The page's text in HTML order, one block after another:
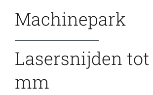
Machinepark
Lasersnijden tot
mm